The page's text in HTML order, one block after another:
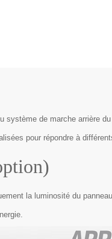
système de marche arrière
pour répondre à
la luminosité du